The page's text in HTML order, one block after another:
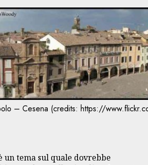
– Cesena (credits: https://
un tema sul quale dovrebbe